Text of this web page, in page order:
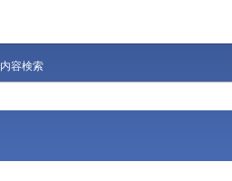
内容検索